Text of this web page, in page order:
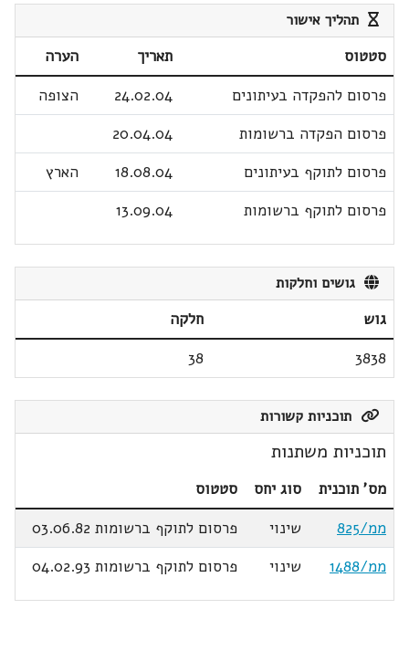
תהליך אישור
סטטוס תאריך
הערה
פרסום להפקדה בעיתונים
24.02.04
הצופה
פרסום הפקדה ברשומות
20.04.04
פרסום לתוקף בעיתונים
18.08.04
הארץ
פרסום לתוקף ברשומות
13.09.04
גושים וחלקות
גוש
חלקה
3838
38
תוכניות קשורות
תוכניות משתנות
מס' תוכנית סוג יחס
סטטוס
ממ/825
שינוי
פרסום לתוקף ברשומות 03.06.82
ממ/1488
שינוי פרסום לתוקף ברשומות 04.02.93